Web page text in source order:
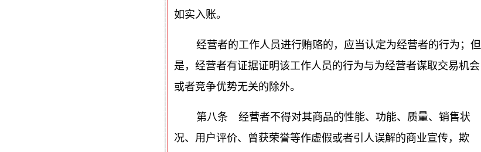
如实入账。
经营者的工作人员进行贿赂的，应当认定为经营者的行为；但
是，经营者有证据证明该工作人员的行为与为经营者谋取交易机会
或者竞争优势无关的除外。
第八条 经营者不得对其商品的性能、功能、质量、销售状
况、用户评价、曾获荣誉等作虚假或者引人误解的商业宣传，欺